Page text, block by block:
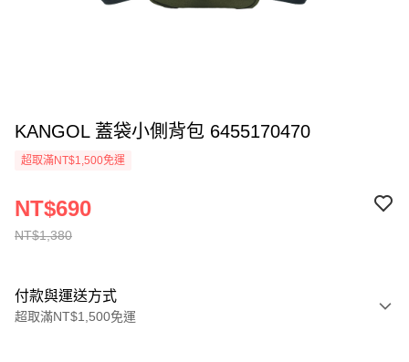
KANGOL 蓋袋小側背包 6455170470
超取滿NT$1,500免運
NT$1,380
NT$690
付款與運送方式
超取滿NT$1,500免運